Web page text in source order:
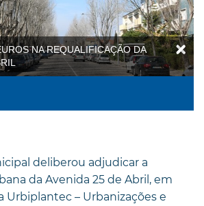
NA REQUALIFICAÇÃO DA
deliberou adjudicar a
da Avenida 25 de Abril, em
Urbiplantec – Urbanizações e